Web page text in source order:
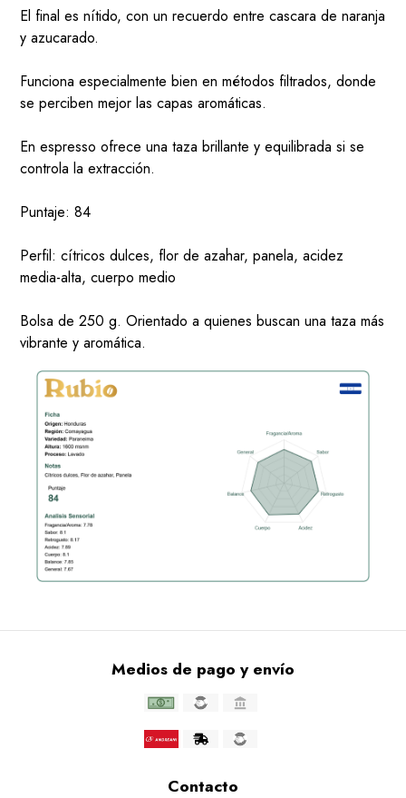
El final es nítido, con un recuerdo entre cascara de naranja
y azucarado.
Funciona especialmente bien en métodos filtrados, donde
se perciben mejor las capas aromáticas.
En espresso ofrece una taza brillante y equilibrada si se
controla la extracción.
Puntaje: 84
Perfil: cítricos dulces, flor de azahar, panela, acidez
media-alta, cuerpo medio
Bolsa de 250 g. Orientado a quienes buscan una taza más
vibrante y aromática.
Medios de pago y envío
Contacto